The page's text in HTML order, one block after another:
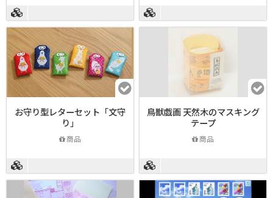
お守り型レターセット「文守
り」
商品
鳥獣戯画 天然木のマスキング
テープ
商品